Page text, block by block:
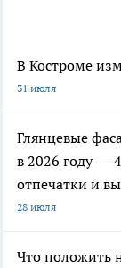
В Костроме
31 июля
Глянцевые
в 2026 году —
отпечатки и
28 июля
Что положить